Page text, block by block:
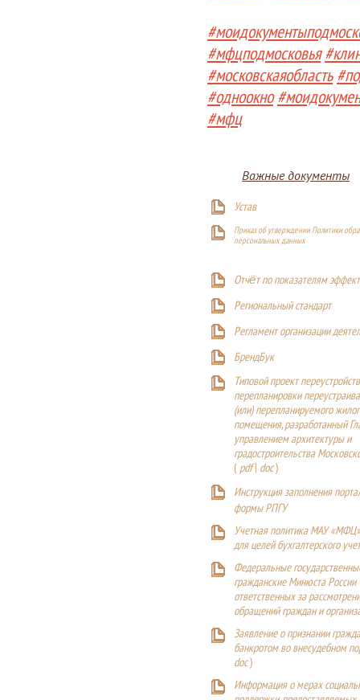
#мфцподмосковья
#московскаяобласть
#одноокно
#мфц
Важные документы
Устав
Приказ об утверждении Политики
персональных данных
Отчёт по показателям
Региональный стандарт
Регламент организации
БрендБук
Типовой проект
перепланировки
(или) перепланируемого
помещения, разработанный
управлением архитектуры и
градостроительства
(pdf| doc)
Инструкция заполнения
формы РПГУ
Учетная политика МАУ
для целей бухгалтерского
Федеральные
гражданские Минюста России
ответственных за
обращений граждан и
Заявление о признании
банкротом во внесудебном
doc)
Информация о мерах